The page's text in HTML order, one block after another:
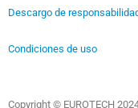
Descargo de
Condiciones de uso
Copyright © EUROTECH